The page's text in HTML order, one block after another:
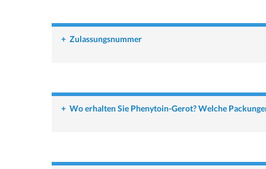
+ Zulassungsnummer
+ Wo erhalten Sie Phenytoin-Gerot? Welche